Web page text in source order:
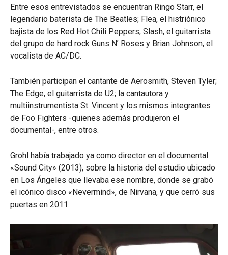
Entre esos entrevistados se encuentran Ringo Starr, el
legendario baterista de The Beatles; Flea, el histriónico
bajista de los Red Hot Chili Peppers; Slash, el guitarrista
del grupo de hard rock Guns N’ Roses y Brian Johnson, el
vocalista de AC/DC.
También participan el cantante de Aerosmith, Steven Tyler;
The Edge, el guitarrista de U2; la cantautora y
multiinstrumentista St. Vincent y los mismos integrantes
de Foo Fighters -quienes además produjeron el
documental-, entre otros.
Grohl había trabajado ya como director en el documental
«Sound City» (2013), sobre la historia del estudio ubicado
en Los Ángeles que llevaba ese nombre, donde se grabó
el icónico disco «Nevermind», de Nirvana, y que cerró sus
puertas en 2011.